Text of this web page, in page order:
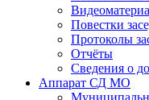
Повестки
Протоколы
Отчёты
Сведения о
Аппарат СД МО